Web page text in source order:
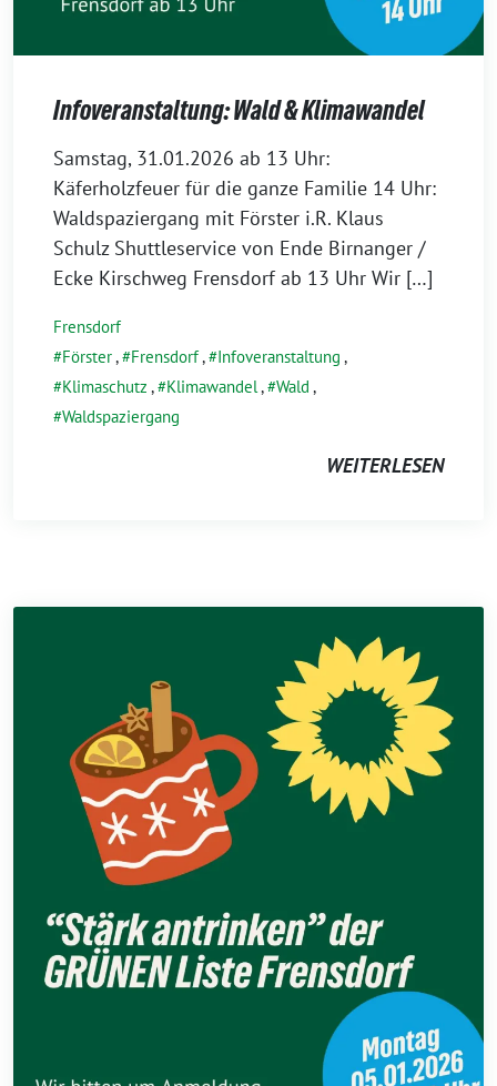
Infoveranstaltung: Wald & Klimawandel
23.
Januar
2026
Samstag, 31.01.2026 ab 13 Uhr:
Käferholzfeuer für die ganze Familie 14 Uhr:
Waldspaziergang mit Förster i.R. Klaus
Schulz Shuttleservice von Ende Birnanger /
Ecke Kirschweg Frensdorf ab 13 Uhr Wir […]
Frensdorf
Förster, Frensdorf, Infoveranstaltung ,
Klimaschutz , Klimawandel, Wald ,
Waldspaziergang
WEITERLESEN